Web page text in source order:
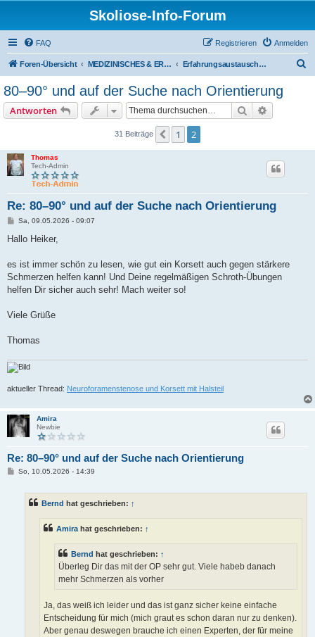
Skoliose-Info-Forum
FAQ Anmelden
Registrieren
Foren-Übersicht MEDIZINISCHES & ERFAHRUNGSAUSTAUSCH über Skoliose und Hyperkyphose Erfahrungsaustausch und -berichte
80–90° und auf der Suche nach Orientierung
Antworten Suche
31 Beiträge Vorherige
1 2
Thomas
Tech-Admin
Re: 80–90° und auf der Suche nach Orientierung
B
i
a
Sa, 09.05.2026 - 09:07
Hallo Heiker,
es ist immer schön zu lesen, wie gut ein Korsett auch gegen stärkere
Schmerzen helfen kann! Und Deine regelmäßigen Schroth-Übungen
helfen Dir sicher auch sehr! Mach weiter so!
Viele Grüße
Thomas
aktueller Thread: Neuroforamenstenose und Korsett mit Halsteil
Amira
Newbie
Re: 80–90° und auf der Suche nach Orientierung
BSo, 10.05.2026 - 14:39
Bernd hat geschrieben: ↑
Amira hat geschrieben: ↑
Bernd hat geschrieben: ↑
Überleg Dir das mit der OP sehr gut. Viele habeb danach
mehr Schmerzen als vorher
Ja, das weiß ich leider und das ist ganz sicher keine einfache
Entscheidung für mich (mich graut es schon daran nur zu denken).
Aber genau deswegen brauche ich einen Experten, der für meine